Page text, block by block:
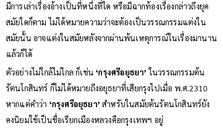
มีการเล่าเรื่องอ้างเป็นที่หนึ่งที่ใด หรือมีฉากท้องเรื่องกล่าวถึงยุค
สมัยใดก็ตาม ไม่ได้หมายความว่าจะต้องเป็นวรรณกรรมแต่งใน
สมัยนั้น อาจแต่งในสมัยหลังจากผ่านพ้นเหตุการณ์ในเรื่องมานาน
แล้วก็ได้
ตัวอย่างไม่ใกล้ไม่ไกล ก็เช่น ‘กรุงศรีอยุธยา’ ในวรรณกรรมต้น
รัตนโกสินทร์ ก็ไม่ได้หมายถึงอยุธยาที่เสียกรุงไปเมื่อ พ.ศ.2310
หากแต่คำว่า ‘กรุงศรีอยุธยา’ สำหรับในสมัยต้นรัตนโกสินทร์ยัง
คงนิยมใช้เป็นชื่อเรียกเมืองหลวงคือกรุงเทพฯ อยู่